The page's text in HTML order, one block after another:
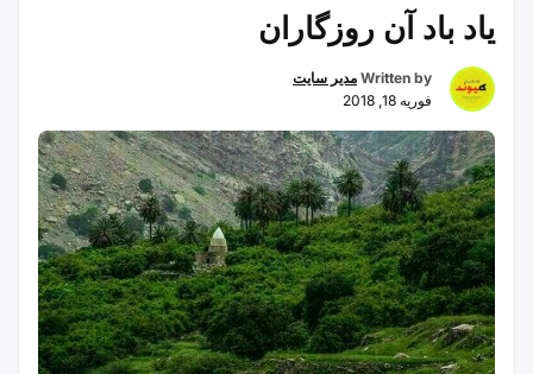
یاد باد آن روزگاران
Written by مدیر سایت
فوریه 18, 2018